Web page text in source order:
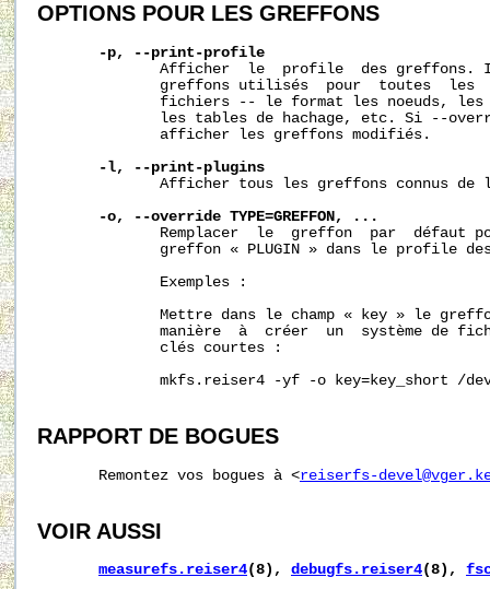
OPTIONS POUR LES GREFFONS
-p,
--print-profile
Afficher  le  profile  des greffons.
greffons utilisés  pour  toutes  les
fichiers -- le format les noeuds,
les tables de hachage, etc. Si --
              afficher les greffons modifiés.
-l,
--print-plugins
Afficher tous les greffons connus de
-o,
--override TYPE=GREFFON,
...
Remplacer  le  greffon  par  défaut
greffon « PLUGIN » dans le profile
              Exemples :
Mettre dans le champ « key » le
manière  à  créer  un  système de
              clés courtes :
mkfs.reiser4 -yf -o key=key_short /
RAPPORT DE BOGUES
       Remontez vos bogues à <
reiserfs-
VOIR AUSSI
measurefs.reiser4(8), debugfs.reiser4(8),